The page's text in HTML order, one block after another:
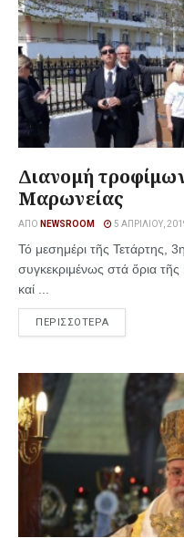
Διανομή
Μαρωνείας
ΑΠΌ NEWSROOM 5 ΑΠΡΙΛΊΟΥ,
Τό μεσημέρι τῆς Τετάρτης,
συγκεκριμένως στά ὅρια τῆς
καί ...
ΠΕΡΙΣΣΟΤΕΡΑ